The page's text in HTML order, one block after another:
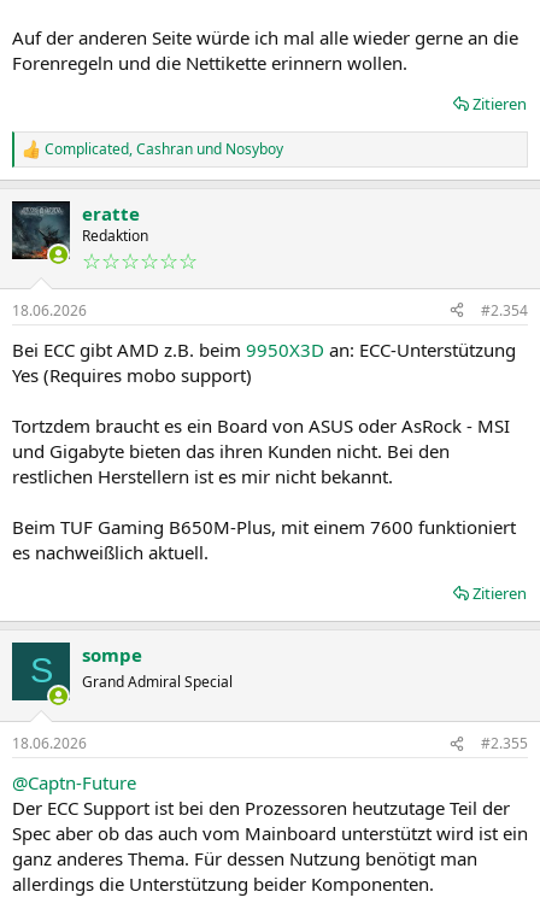
Auf der anderen Seite würde ich mal alle wieder gerne an die
Forenregeln und die Nettikette erinnern wollen.
Zitieren
R
e
k
t
i
n
e
n
:
Complicated,Cashran und Nosyboy
eratte
Redaktion
☆☆☆☆☆☆
18.06.2026 #2.354
Bei ECC gibt AMD z.B. beim 9950X3D an: ECC-Unterstützung
Yes (Requires mobo support)
Tortzdem braucht es ein Board von ASUS oder AsRock - MSI
und Gigabyte bieten das ihren Kunden nicht. Bei den
restlichen Herstellern ist es mir nicht bekannt.
Beim TUF Gaming B650M-Plus, mit einem 7600 funktioniert
es nachweißlich aktuell.
Zitieren
S sompe
Grand Admiral Special
18.06.2026 #2.355
@Captn-Future
Der ECC Support ist bei den Prozessoren heutzutage Teil der
Spec aber ob das auch vom Mainboard unterstützt wird ist ein
ganz anderes Thema. Für dessen Nutzung benötigt man
allerdings die Unterstützung beider Komponenten.